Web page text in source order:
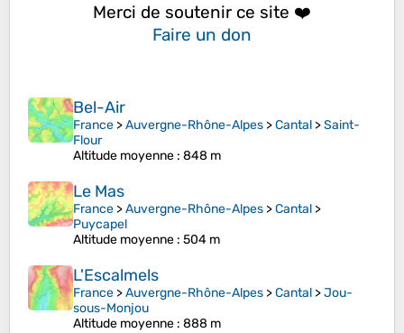
Merci de soutenir ce site ❤️
Faire un don
Bel-Air
France >Auvergne-Rhône-Alpes >Cantal >Saint-
Flour
Altitude moyenne : 848 m
Le Mas
France >Auvergne-Rhône-Alpes >Cantal >
Puycapel
Altitude moyenne : 504 m
L'Escalmels
France >Auvergne-Rhône-Alpes >Cantal >Jou-
sous-Monjou
Altitude moyenne : 888 m